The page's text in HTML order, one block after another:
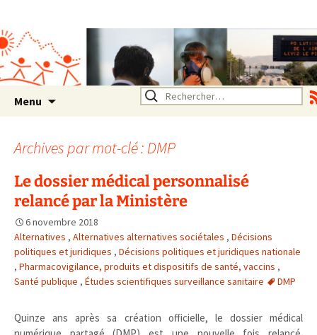
Rhône Alpes
Un environnement sain pour
la santé de tous
Menu Rechercher :
Archives par mot-clé : DMP
Le dossier médical personnalisé
relancé par la Ministère
6 novembre 2018
Alternatives , Alternatives alternatives sociétales , Décisions
politiques et juridiques , Décisions politiques et juridiques nationale
, Pharmacovigilance, produits et dispositifs de santé, vaccins ,
Santé publique , Études scientifiques surveillance sanitaire DMP
Quinze ans après sa création officielle, le dossier médical